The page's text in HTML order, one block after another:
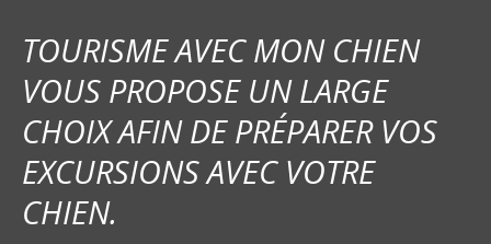
TOURISME AVEC MON CHIEN
VOUS PROPOSE UN LARGE
CHOIX AFIN DE PRÉPARER VOS
EXCURSIONS AVEC VOTRE
CHIEN.